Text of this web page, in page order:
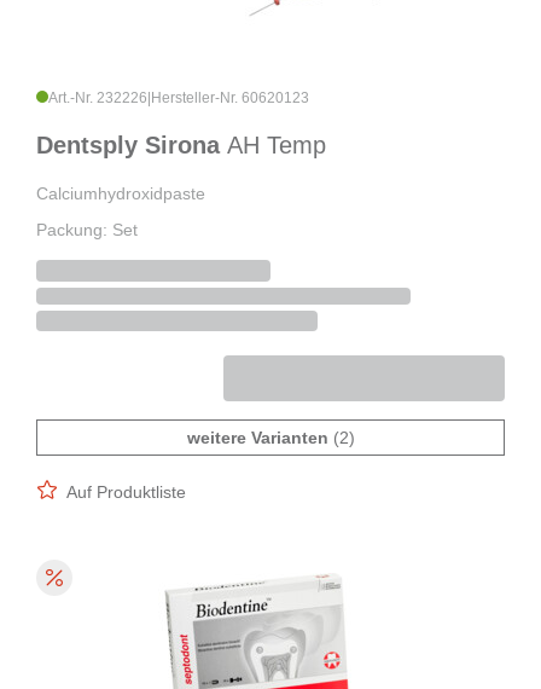
Art.-Nr. 232226 Hersteller-Nr. 60620123
Dentsply Sirona AH Temp
Calciumhydroxidpaste
Packung: Set
weitere Varianten (2)
Auf Produktliste